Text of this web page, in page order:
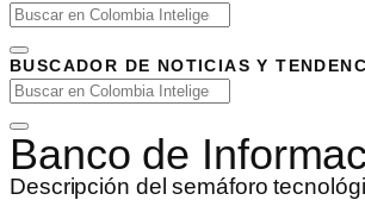
BUSCADOR DE NOTICIAS Y
Banco de
Descripción del semáforo